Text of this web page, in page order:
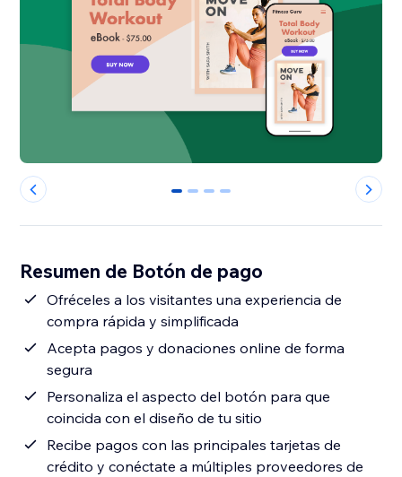
0 1 2 3
Resumen de Botón de pago
Ofréceles a los visitantes una experiencia de
compra rápida y simplificada
Acepta pagos y donaciones online de forma
segura
Personaliza el aspecto del botón para que
coincida con el diseño de tu sitio
Recibe pagos con las principales tarjetas de
crédito y conéctate a múltiples proveedores de